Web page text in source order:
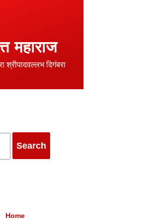
महाराज
श्रीपादवल्लभ दिगंबरा
Breadcrumb
Home